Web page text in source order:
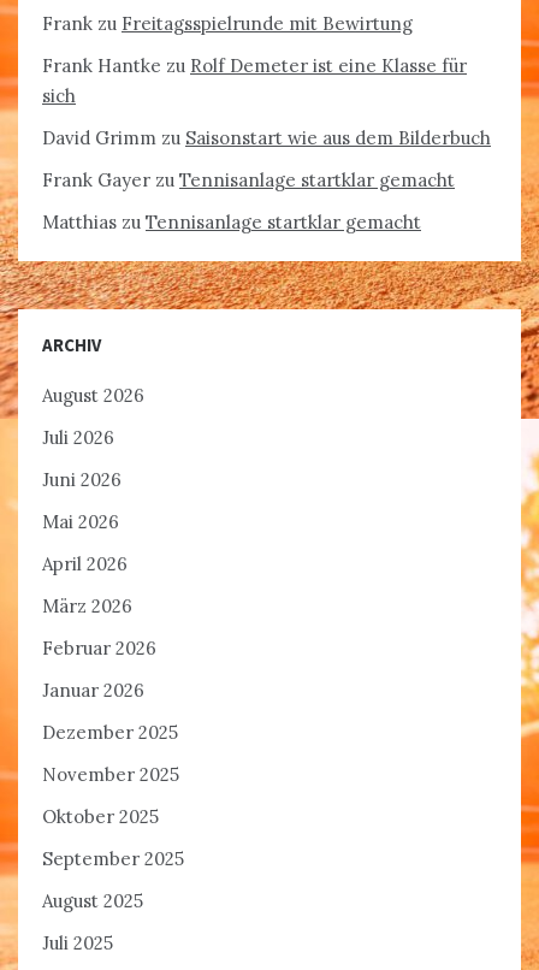
Frank zu Freitagsspielrunde mit Bewirtung
Frank Hantke zu Rolf Demeter ist eine Klasse für
sich
David Grimm zu Saisonstart wie aus dem Bilderbuch
Frank Gayer zu Tennisanlage startklar gemacht
Matthias zu Tennisanlage startklar gemacht
ARCHIV
August 2026
Juli 2026
Juni 2026
Mai 2026
April 2026
März 2026
Februar 2026
Januar 2026
Dezember 2025
November 2025
Oktober 2025
September 2025
August 2025
Juli 2025